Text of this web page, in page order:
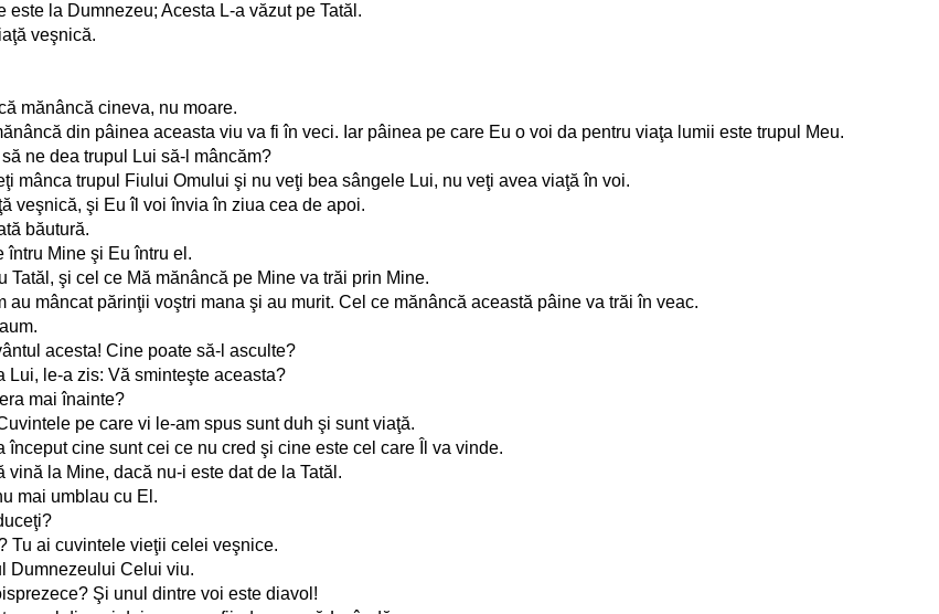
la Dumnezeu; Acesta L-a văzut pe Tatăl.
veşnică.
mănâncă cineva, nu moare.
din pâinea aceasta viu va fi în veci. Iar pâinea pe care Eu o voi da pentru viaţa lumii este trupul Meu.
ne dea trupul Lui să-l mâncăm?
mânca trupul Fiului Omului şi nu veţi bea sângele Lui, nu veţi avea viaţă în voi.
veşnică, şi Eu îl voi învia în ziua cea de apoi.
băutură.
întru Mine şi Eu întru el.
şi cel ce Mă mănâncă pe Mine va trăi prin Mine.
mâncat părinţii voştri mana şi au murit. Cel ce mănâncă această pâine va trăi în veac.
acesta! Cine poate să-l asculte?
Lui, le-a zis: Vă sminteşte aceasta?
mai înainte?
pe care vi le-am spus sunt duh şi sunt viaţă.
cine sunt cei ce nu cred şi cine este cel care Îl va vinde.
la Mine, dacă nu-i este dat de la Tatăl.
mai umblau cu El.
Tu ai cuvintele vieţii celei veşnice.
Dumnezeului Celui viu.
Şi unul dintre voi este diavol!